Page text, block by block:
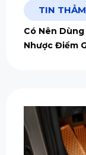
TIN
Có Nên
Nhược Điểm